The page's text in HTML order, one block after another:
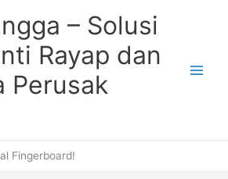
– Solusi
Rayap dan
Perusak
Fingerboard!